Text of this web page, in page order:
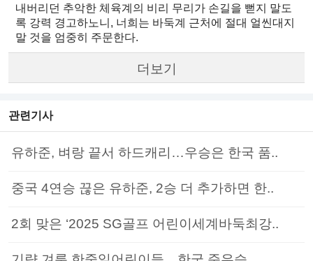
내버리던 추악한 체육계의 비리 무리가 손길을 뻗지 말도
록 강력 경고하노니, 너희는 바둑계 근처에 절대 얼씬대지
말 것을 엄중히 주문한다.
더보기
관련기사
유하준, 벼랑 끝서 하드캐리…우승은 한국 품..
중국 4연승 끊은 유하준, 2승 더 추가하면 한..
2회 맞은 ‘2025 SG골프 어린이세계바둑최강..